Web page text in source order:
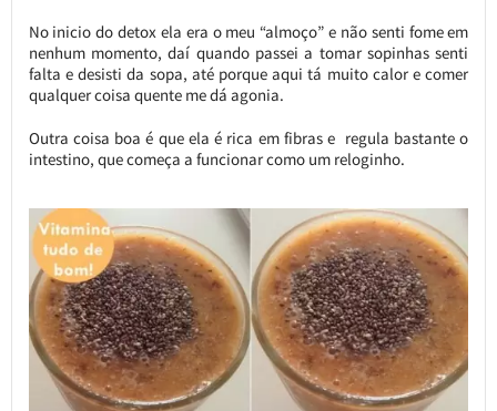
No inicio do detox ela era o meu “almoço” e não senti fome em
nenhum momento, daí quando passei a tomar sopinhas senti
falta e desisti da sopa, até porque aqui tá muito calor e comer
qualquer coisa quente me dá agonia.
Outra coisa boa é que ela é rica em fibras e regula bastante o
intestino, que começa a funcionar como um reloginho.